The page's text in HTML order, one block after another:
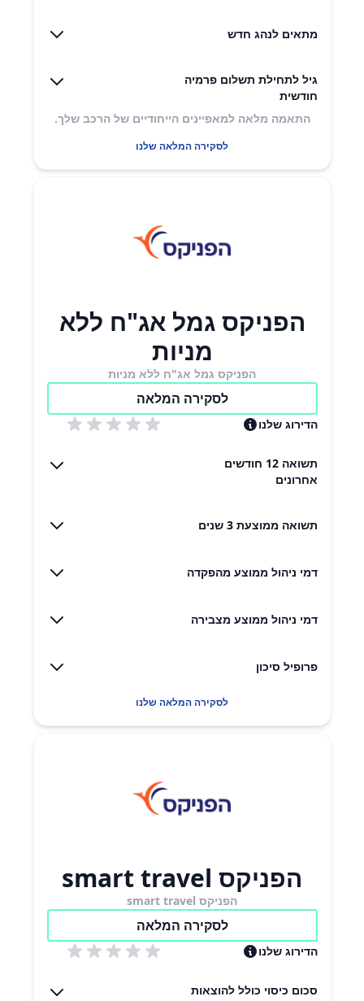
מתאים לנהג חדש
גיל לתחילת תשלום פרמיה
חודשית
התאמה מלאה למאפיינים הייחודיים של הרכב שלך.
לסקירה המלאה שלנו
הפניקס גמל אג"ח ללא
מניות
הפניקס גמל אג"ח ללא מניות
לסקירה המלאה
הדירוג שלנו
תשואה 12 חודשים
אחרונים
תשואה ממוצעת 3 שנים
דמי ניהול ממוצע מהפקדה
דמי ניהול ממוצע מצבירה
פרופיל סיכון
לסקירה המלאה שלנו
הפניקס smart travel
הפניקס smart travel
לסקירה המלאה
הדירוג שלנו
סכום כיסוי כולל להוצאות